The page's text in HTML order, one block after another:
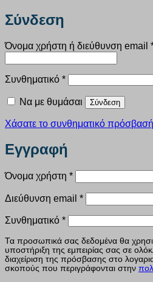
Σύνδεση
Όνομα χρήστη ή διεύθυνση email
Συνθηματικό *Απαιτείται
Να με θυμάσαι Σύνδεση
Χάσατε το συνθηματικό
Εγγραφή
Όνομα χρήστη *Απαιτείται
Διεύθυνση email *Απαιτείται
Συνθηματικό *Απαιτείται
Τα προσωπικά σας δεδομένα θα
υποστήριξη της εμπειρίας σας σε
διαχείριση της πρόσβασης στο
σκοπούς που περιγράφονται στην